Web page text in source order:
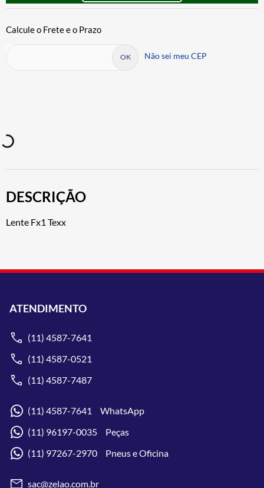
Não sei meu CEP
DESCRIÇÃO
Lente Fx1 Texx
ATENDIMENTO
(11) 4587-7641
(11) 4587-0521
(11) 4587-7487
(11) 4587-7641 WhatsApp
(11) 96197-0035 Peças
(11) 97267-2970 Pneus e Oficina
sac@zelao.com.br